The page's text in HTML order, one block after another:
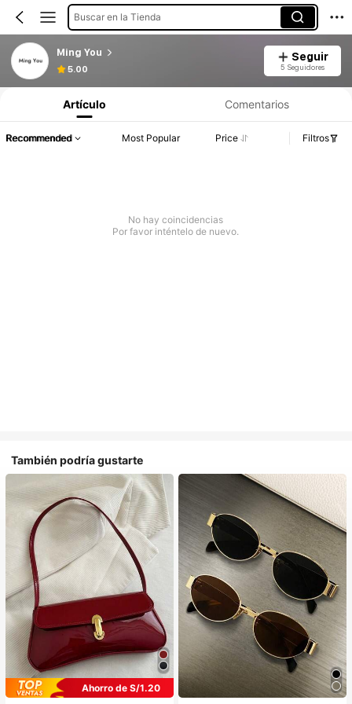
Buscar en la Tienda
Ming You
5.00
Seguir
5 Seguidores
Artículo Comentarios
Recommended Most Popular Price Filtros
No hay coincidencias
Por favor inténtelo de nuevo.
También podría gustarte
Ahorro de S/1.20